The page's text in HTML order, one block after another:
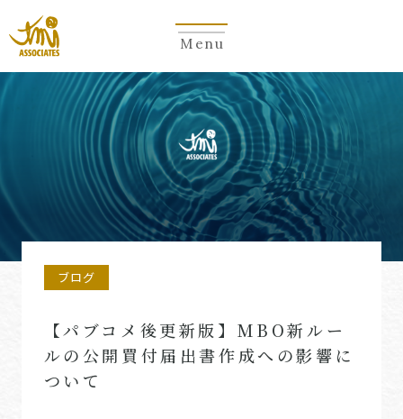
Menu
ブログ
【パブコメ後更新版】MBO新ルー
ルの公開買付届出書作成への影響に
ついて